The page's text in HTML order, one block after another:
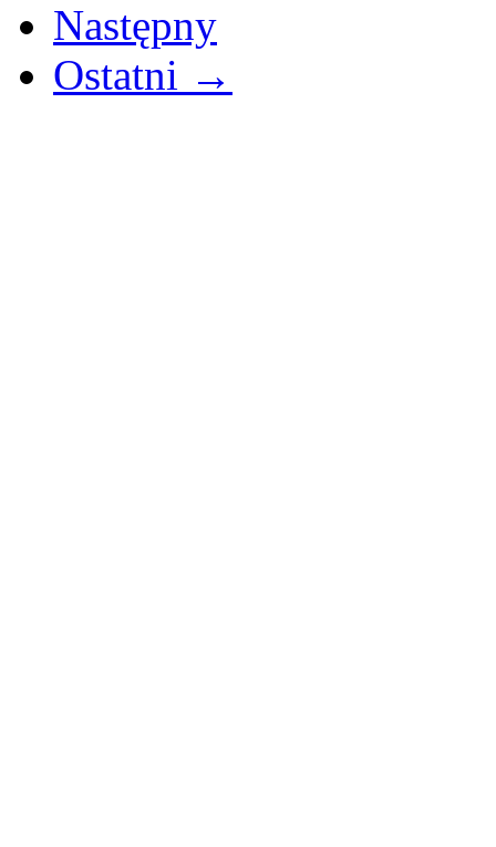
Następny
Ostatni →